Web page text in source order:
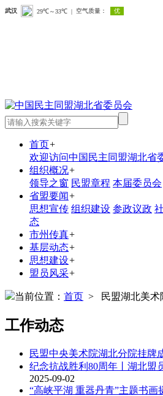
首页+
欢迎访问中国民主同盟湖北省
组织概况+
领导之窗 民盟章程 本届委员会
省盟要闻+
思想宣传 组织建设 参政议政
态
市州传真+
基层动态+
思想建设+
盟员风采+
当前位置： 首页 > 民盟湖北美术
工作动态
民盟中央美术院湖北分院挂牌
纪念抗战胜利80周年丨湖北盟
2025-09-02
“高峡平湖 重器丹青”主题书画